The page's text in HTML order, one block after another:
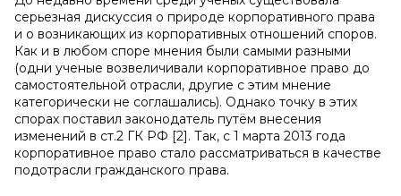
серьезная дискуссия о природе корпоративного права
и о возникающих из корпоративных отношений споров.
Как и в любом споре мнения были самыми разными
(одни ученые возвеличивали корпоративное право до
самостоятельной отрасли, другие с этим мнение
категорически не соглашались). Однако точку в этих
спорах поставил законодатель путём внесения
изменений в ст.2 ГК РФ [2]. Так, с 1 марта 2013 года
корпоративное право стало рассматриваться в качестве
подотрасли гражданского права.